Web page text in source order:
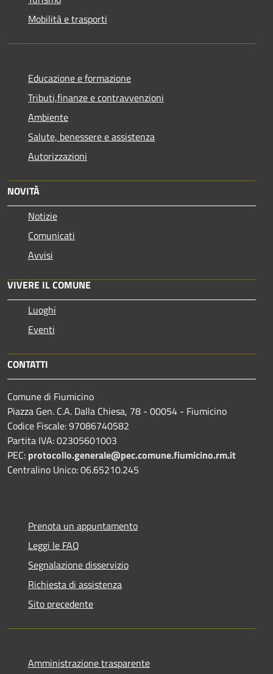
Mobilità e trasporti
Educazione e formazione
Tributi,finanze e contravvenzioni
Ambiente
Salute, benessere e assistenza
Autorizzazioni
NOVITÀ
Notizie
Comunicati
Avvisi
VIVERE IL COMUNE
Luoghi
Eventi
CONTATTI
Comune di Fiumicino
Piazza Gen. C.A. Dalla Chiesa, 78 - 00054 - Fiumicino
Codice Fiscale: 97086740582
Partita IVA: 02305601003
PEC: protocollo.generale@pec.comune.fiumicino.rm.it
Centralino Unico: 06.65210.245
Prenota un appuntamento
Leggi le FAQ
Segnalazione disservizio
Richiesta di assistenza
Sito precedente
Amministrazione trasparente